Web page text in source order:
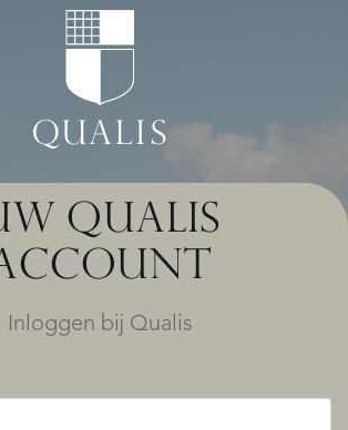
QUALIS
Inloggen bij Qualis